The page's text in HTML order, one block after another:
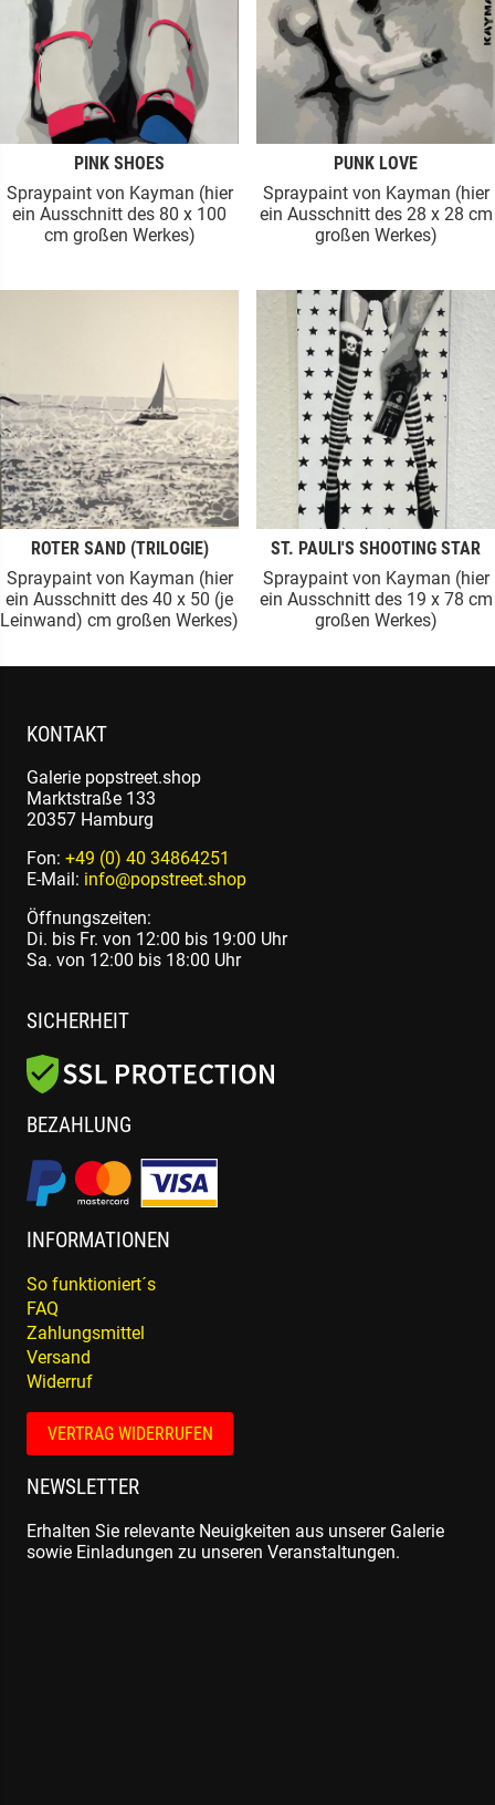
PINK SHOES
Spraypaint von Kayman (hier
ein Ausschnitt des 80 x 100
cm großen Werkes)
PUNK LOVE
Spraypaint von Kayman (hier
ein Ausschnitt des 28 x 28 cm
großen Werkes)
ROTER SAND (TRILOGIE)
Spraypaint von Kayman (hier
ein Ausschnitt des 40 x 50 (je
Leinwand) cm großen Werkes)
ST. PAULI'S SHOOTING STAR
Spraypaint von Kayman (hier
ein Ausschnitt des 19 x 78 cm
großen Werkes)
KONTAKT
Galerie popstreet.shop
Marktstraße 133
20357 Hamburg
Fon: +49 (0) 40 34864251
E-Mail: info@popstreet.shop
Öffnungszeiten:
Di. bis Fr. von 12:00 bis 19:00 Uhr
Sa. von 12:00 bis 18:00 Uhr
SICHERHEIT
BEZAHLUNG
INFORMATIONEN
So funktioniert´s
FAQ
Zahlungsmittel
Versand
Widerruf
VERTRAG WIDERRUFEN
NEWSLETTER
Erhalten Sie relevante Neuigkeiten aus unserer Galerie
sowie Einladungen zu unseren Veranstaltungen.